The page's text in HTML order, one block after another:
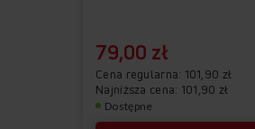
79,00 zł
Cena regularna 101,90 zł
Najniższa cena: 101,90 zł
Dostępne